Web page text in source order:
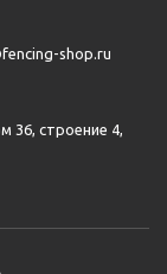
shop.ru
36, строение 4,